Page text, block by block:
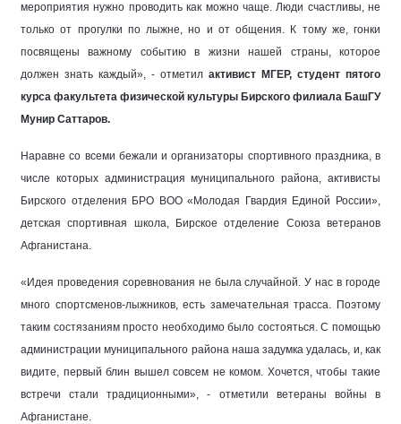
мероприятия нужно проводить как можно чаще. Люди счастливы, не
только от прогулки по лыжне, но и от общения. К тому же, гонки
посвящены важному событию в жизни нашей страны, которое
должен знать каждый», - отметил активист МГЕР, студент пятого
курса факультета физической культуры Бирского филиала БашГУ
Мунир Саттаров.
Наравне со всеми бежали и организаторы спортивного праздника, в
числе которых администрация муниципального района, активисты
Бирского отделения БРО ВОО «Молодая Гвардия Единой России»,
детская спортивная школа, Бирское отделение Союза ветеранов
Афганистана.
«Идея проведения соревнования не была случайной. У нас в городе
много спортсменов-лыжников, есть замечательная трасса. Поэтому
таким состязаниям просто необходимо было состояться. С помощью
администрации муниципального района наша задумка удалась, и, как
видите, первый блин вышел совсем не комом. Хочется, чтобы такие
встречи стали традиционными», - отметили ветераны войны в
Афганистане.